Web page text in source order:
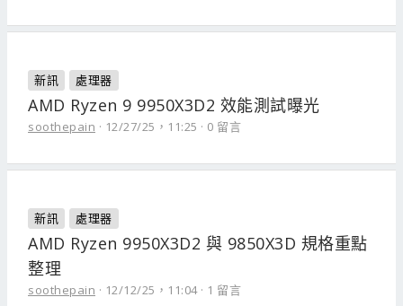
新訊 處理器
AMD Ryzen 9 9950X3D2 效能測試曝光
soothepain 12/27/25，11:25 0 留言
新訊 處理器
AMD Ryzen 9950X3D2 與 9850X3D 規格重點
整理
soothepain 12/12/25，11:04 1 留言